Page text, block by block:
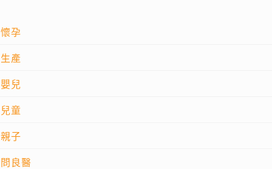
懷孕
生產
嬰兒
兒童
親子
問良醫